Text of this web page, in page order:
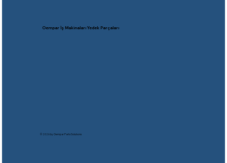
Oempar İş Makinaları Yedek Parçaları
© 2026 by Oempar Parts Solutıons